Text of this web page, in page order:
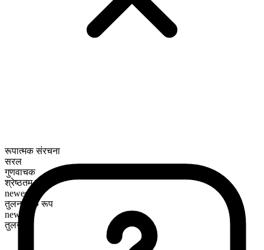
रूपात्मक संरचना
सरल
गुणवाचक
श्रेष्ठतम रूप
newest
तुलनात्मक रूप
newer
तुलनीय